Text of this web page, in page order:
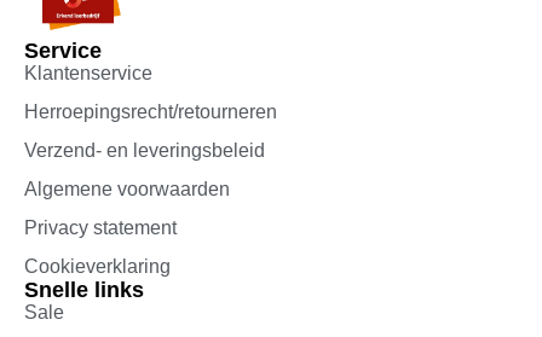
Service
Klantenservice
Herroepingsrecht/retourneren
Verzend- en leveringsbeleid
Algemene voorwaarden
Privacy statement
Cookieverklaring
Snelle links
Sale